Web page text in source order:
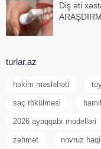
Diş əti
turlar.az
həkim məsləhəti
saç tökülməsi
2026 ayaqqabı modelləri
zəhmət novruz